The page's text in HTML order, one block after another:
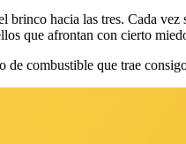
hacia las tres. Cada
que afrontan con cierto
combustible que trae